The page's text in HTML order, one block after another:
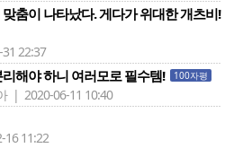
춤이 나타났다. 게다가 위대한 개츠비!
22:37
해야 하니 여러모로 필수템! 100자평
| 2020-06-11 10:40
11:22